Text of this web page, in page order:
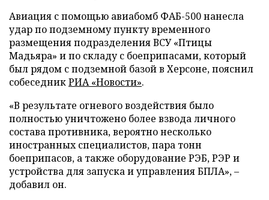
Авиация с помощью авиабомб ФАБ-500 нанесла
удар по подземному пункту временного
размещения подразделения ВСУ «Птицы
Мадьяра» и по складу с боеприпасами, который
был рядом с подземной базой в Херсоне, пояснил
собеседникРИА «Новости».
«В результате огневого воздействия было
полностью уничтожено более взвода личного
состава противника, вероятно несколько
иностранных специалистов, пара тонн
боеприпасов, а также оборудование РЭБ, РЭР и
устройства для запуска и управления БПЛА», –
добавил он.